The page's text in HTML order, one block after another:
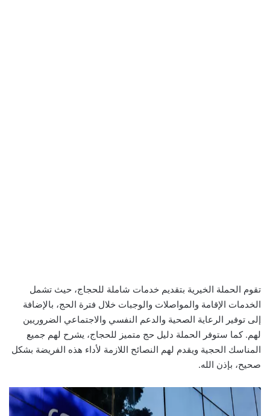
تقوم الحملة الخيرية بتقديم خدمات شاملة للحجاج، حيث تشمل
الخدمات الإقامة والمواصلات والوجبات خلال فترة الحج، بالإضافة
إلى توفير الرعاية الصحية والدعم النفسي والاجتماعي الضروريين
لهم. كما ستوفر الحملة دليل حج متميز للحجاج، يشرح لهم جميع
المناسك الحجية ويقدم لهم النصائح اللازمة لأداء هذه الفريضة بشكل
صحيح، بإذن الله.